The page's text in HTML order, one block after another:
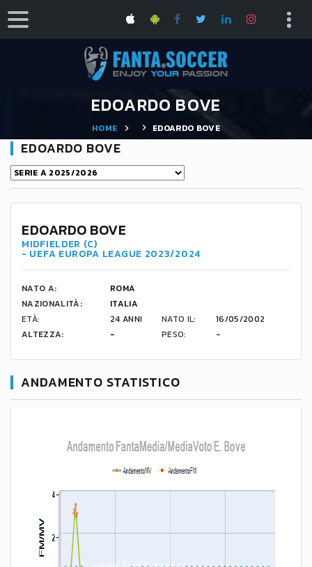
EDOARDO BOVE
HOME EDOARDO BOVE
EDOARDO BOVE
52
EDOARDO BOVE
MIDFIELDER (C)
- UEFA EUROPA LEAGUE 2023/2024
NATO A:
ROMA
NAZIONALITÀ:
ITALIA
ETÀ:
24 ANNI NATO IL:
16/05/2002
ALTEZZA:
- PESO: -
ANDAMENTO STATISTICO